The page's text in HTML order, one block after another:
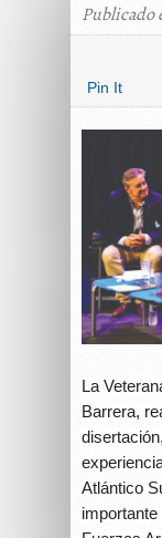
Publicado
Pin It
La
Barrera,
Atlántico